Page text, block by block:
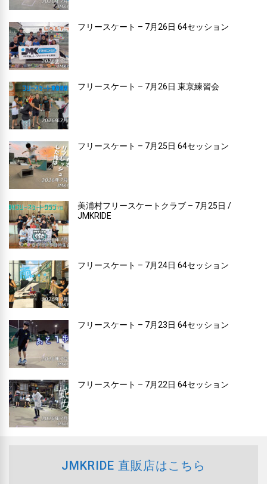
フリースケート – 7月26日 64セッション
フリースケート – 7月26日 東京練習会
フリースケート – 7月25日 64セッション
美浦村フリースケートクラブ – 7月25日 /
JMKRIDE
フリースケート – 7月24日 64セッション
フリースケート – 7月23日 64セッション
フリースケート – 7月22日 64セッション
JMKRIDE 直販店はこちら